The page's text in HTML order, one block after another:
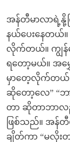
အန်တီမာလာရဲ့
နယ်ပေးနေတယ်
လိုက်တယ်။ ကျွန်
ရတော့မယ်။ အ
မှာတေ့လိုက်တယ်။
ဆိုတော့လေ”
တာ ဆိုတာဘာလ
ဖြစ်သည်။ အန်တီ
ချိတ်ကာ “မလိုး